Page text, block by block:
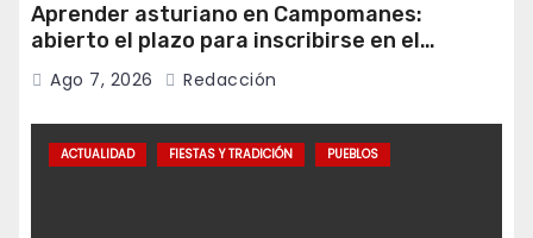
Aprender asturiano en Campomanes:
abierto el plazo para inscribirse en el
programa Falamos
Ago 7, 2026 Redacción
ACTUALIDAD FIESTAS Y TRADICIÓN PUEBLOS